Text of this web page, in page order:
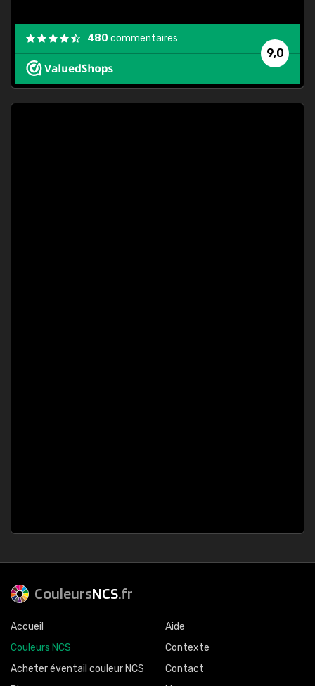
9,0
480 commentaires
CouleursNCS.fr
Accueil
Couleurs NCS
Acheter éventail couleur NCS
Aide
Contexte
Contact